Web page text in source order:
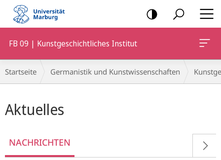
Mobile-
Navigation
FB 09 | Kunstgeschichtliches Institut
Breadcrumb-
Navigation
Startseite Germanistik und Kunstwissenschaften
Aktuelles
NACHRICHTEN